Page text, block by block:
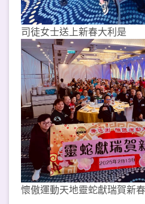
司徒女士送上新春大利是
懷傲運動天地靈蛇獻瑞賀新